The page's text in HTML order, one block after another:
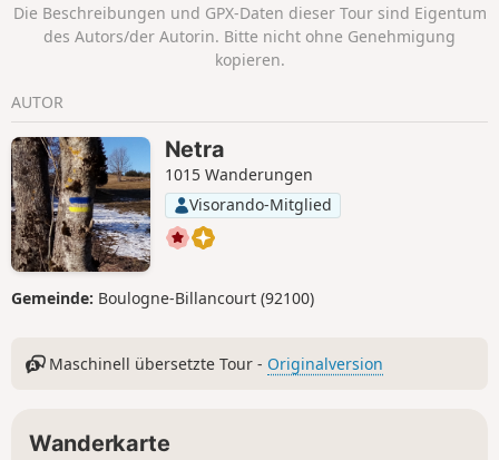
Die Beschreibungen und GPX-Daten dieser Tour sind Eigentum
des Autors/der Autorin. Bitte nicht ohne Genehmigung
kopieren.
AUTOR
Netra
1015 Wanderungen
Visorando-Mitglied
Gemeinde: Boulogne-Billancourt (92100)
Maschinell übersetzte Tour - Originalversion
Wanderkarte